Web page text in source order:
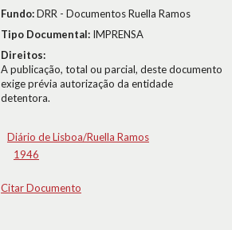
Fundo:DRR - Documentos Ruella Ramos
Tipo Documental: IMPRENSA
Direitos:
A publicação, total ou parcial, deste documento
exige prévia autorização da entidade
detentora.
Diário de Lisboa/Ruella Ramos
1946
Citar Documento